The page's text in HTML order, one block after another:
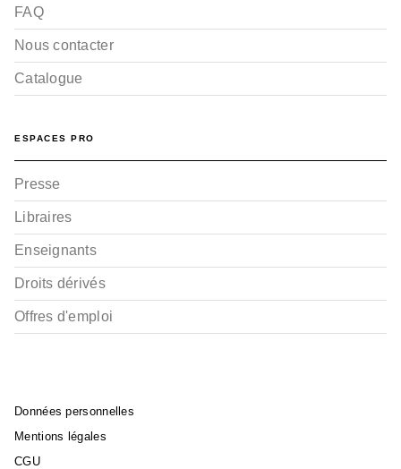
FAQ
Nous contacter
Catalogue
ESPACES PRO
Presse
Libraires
Enseignants
Droits dérivés
Offres d'emploi
Données personnelles
Mentions légales
CGU